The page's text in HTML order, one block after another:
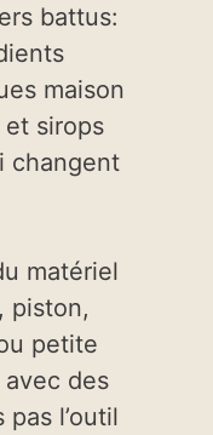
battus:
maison
et sirops
changent
matériel
piston,
petite
des
pas l’outil